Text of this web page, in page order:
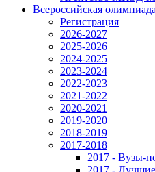
Всероссийская олимпиада
Регистрация
2026-2027
2025-2026
2024-2025
2023-2024
2022-2023
2021-2022
2020-2021
2019-2020
2018-2019
2017-2018
2017 - Вузы-
2017 -